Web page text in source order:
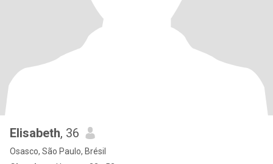
Elisabeth, 36
Osasco, São Paulo, Brésil